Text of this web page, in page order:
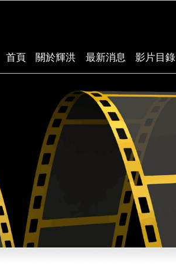
首頁 關於輝洪 最新消息 影片目錄